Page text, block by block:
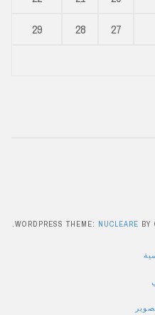
27
28
29
WORDPRESS THEME: NUCLEARE BY